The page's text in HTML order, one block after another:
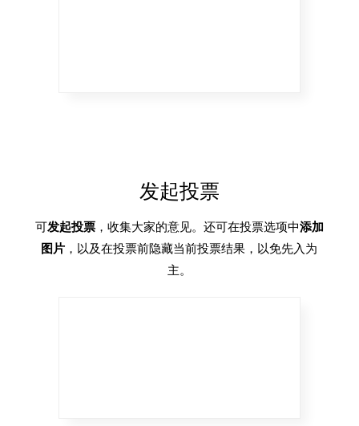
发起投票
可发起投票，收集大家的意见。还可在投票选项中添加
图片 ，以及在投票前隐藏当前投票结果，以免先入为
主。